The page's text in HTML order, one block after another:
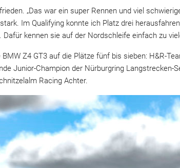
„Das war ein super Rennen und viel
Im Qualifying konnte ich Platz drei
kennen sie auf der Nordschleife einfach zu
Z4 GT3 auf die Plätze fünf bis sieben: H&R-
Junior-Champion der Nürburgring
Racing Achter.